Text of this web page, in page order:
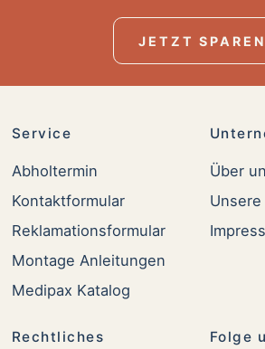
JETZT SPAREN
Service
Abholtermin
Kontaktformular
Reklamationsformular
Montage Anleitungen
Medipax Katalog
Über
Unsere
Rechtliches Folge